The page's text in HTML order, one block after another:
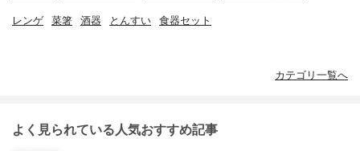
レンゲ 菜箸 酒器 とんすい 食器セット
カテゴリ一覧へ
よく見られている人気おすすめ記事